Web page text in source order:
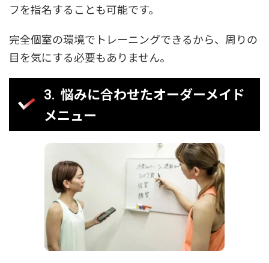
フを指名することも可能です。
完全個室の環境でトレーニングできるから、周りの
目を気にする必要もありません。
悩みに合わせたオーダーメイド
メニュー